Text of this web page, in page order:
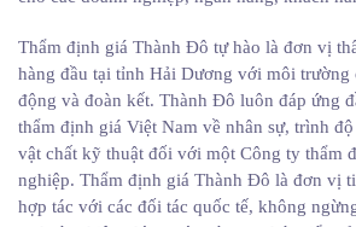
Thẩm định giá Thành Đô tự hào là đơn vị
hàng đầu tại tỉnh Hải Dương với môi trường
động và đoàn kết. Thành Đô luôn đáp ứng
thẩm định giá Việt Nam về nhân sự, trình
vật chất kỹ thuật đối với một Công ty thẩm
nghiệp. Thẩm định giá Thành Đô là đơn vị
hợp tác với các đối tác quốc tế, không